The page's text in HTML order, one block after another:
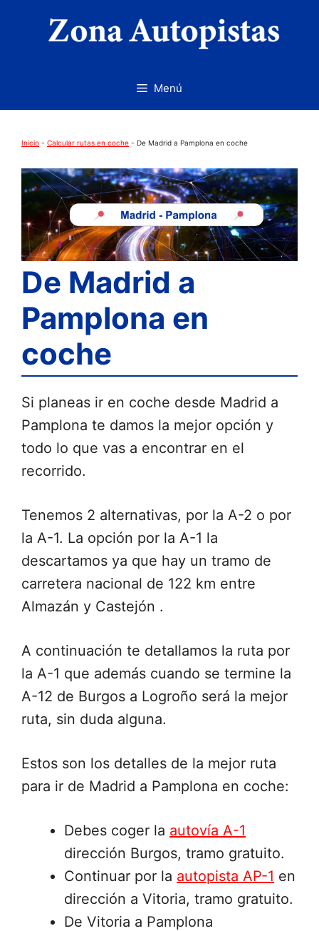
Menú
Inicio - Calcular rutas en coche - De Madrid a Pamplona en coche
De Madrid a
Pamplona en
coche
Si planeas ir en coche desde Madrid a
Pamplona te damos la mejor opción y
todo lo que vas a encontrar en el
recorrido.
Tenemos 2 alternativas, por la A-2 o por
la A-1. La opción por la A-1 la
descartamos ya que hay un tramo de
carretera nacional de 122 km entre
Almazán y Castejón .
A continuación te detallamos la ruta por
la A-1 que además cuando se termine la
A-12 de Burgos a Logroño será la mejor
ruta, sin duda alguna.
Estos son los detalles de la mejor ruta
para ir de Madrid a Pamplona en coche:
Debes coger la autovía A-1
dirección Burgos, tramo gratuito.
Continuar por la autopista AP-1 en
dirección a Vitoria, tramo gratuito.
De Vitoria a Pamplona